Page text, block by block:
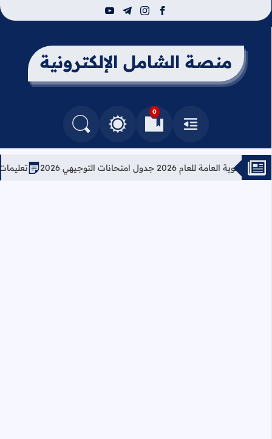
facebook
instagram
telegram
youtube
منصة الشامل الإلكترونية
القائمة
0
العلامات المرجعيةالتغيير بين الوضع النهاري والداكن
البحث في المدونة
2026 جدول امتحانات التوجيهي 2026 تعليمات هامة